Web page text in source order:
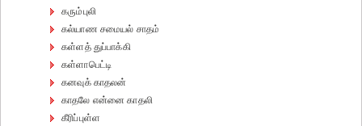
கரும்புலி
கல்யாண சமையல் சாதம்
கள்ளத் துப்பாக்கி
கள்ளாபெட்டி
கனவுக் காதலன்
காதலே என்னை காதலி
கீரிப்புள்ள